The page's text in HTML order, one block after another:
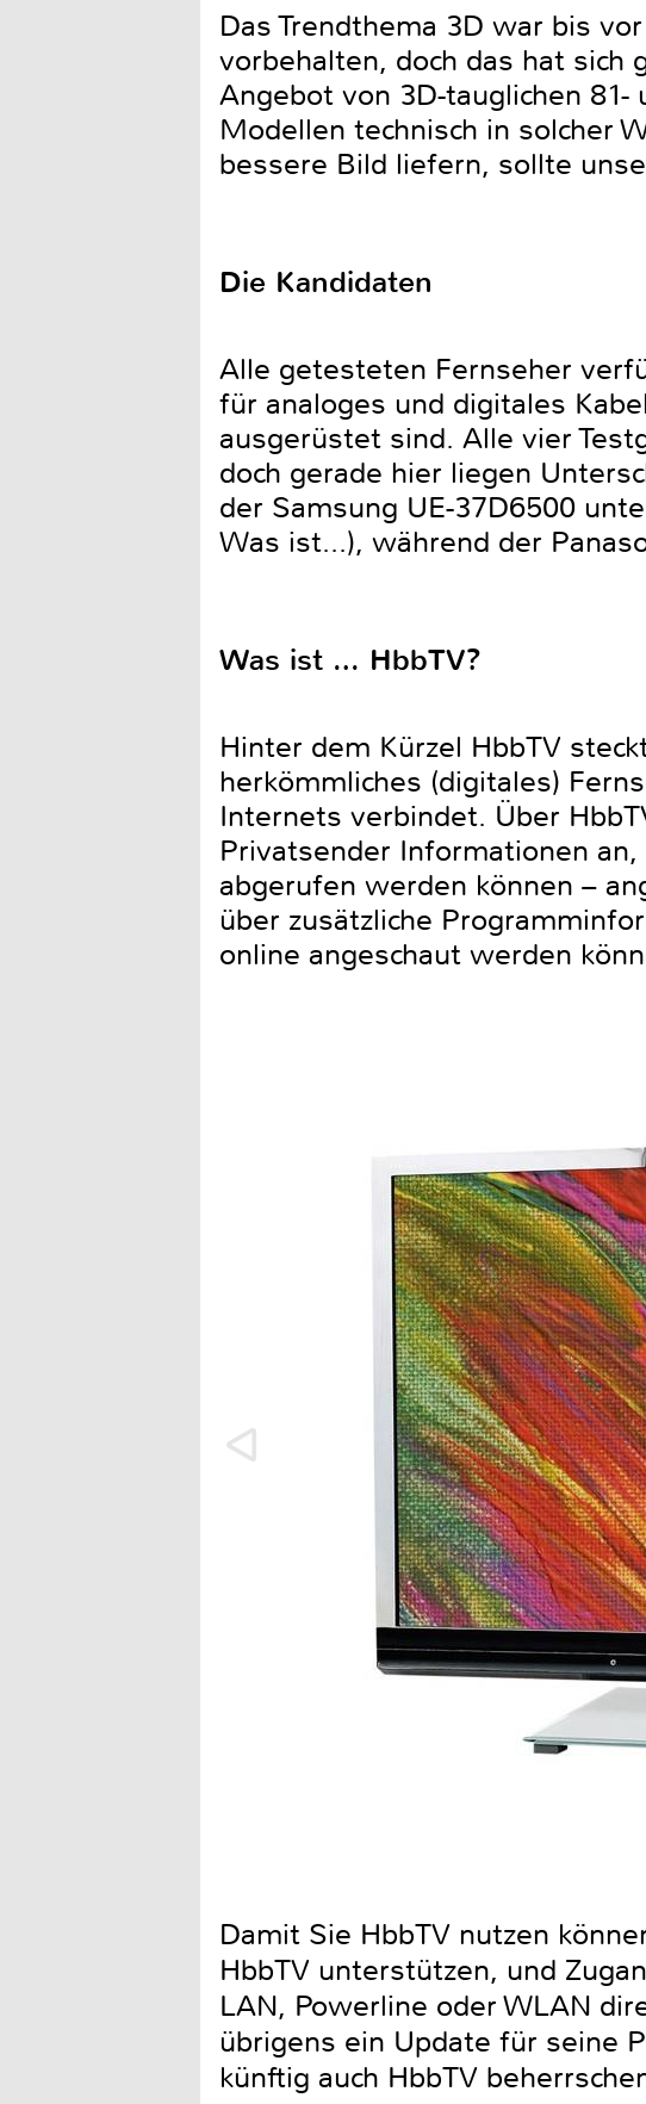
Das Trendthema 3D war bis
vorbehalten, doch das hat
Angebot von 3D-tauglichen
Modellen technisch in solcher
bessere Bild liefern, sollte
Die Kandidaten
Alle getesteten Fernseher
für analoges und digitales
ausgerüstet sind. Alle vier
doch gerade hier liegen
der Samsung UE-37D6500
Was ist...), während der
Was ist … HbbTV?
Hinter dem Kürzel HbbTV
herkömmliches (digitales)
Internets verbindet. Über
Privatsender Informationen
abgerufen werden können –
über zusätzliche
online angeschaut werden
Damit Sie HbbTV nutzen
HbbTV unterstützen, und
LAN, Powerline oder WLAN
übrigens ein Update für seine
künftig auch HbbTV